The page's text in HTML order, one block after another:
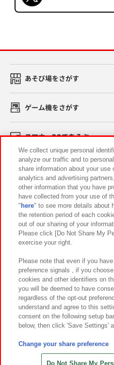
あそび場をさがす
ゲーム機をさがす
スマホ・PCであそぶ
イベント・キャンペーン
関連会社 サステナビリ
プライバシーポリシー ウェブ
お取引先さまとともに
カスタマーハラスメント対応方針
©Bandai Namco
©Bandai Namco
©HANAYASHIKI Co.,
We collect unique personal
analyze our traffic and to
share information about your use
analytics and advertising
other information that you have
have collected from your use of
" here" to see more details about
the retention period of each
out of our sharing of your
Please click [Do Not Share My
exercise your right.
Please note that even if you
preference signals , if you
cookies and other identifiers on
you will be deemed to have
regardless of the opt-out
understand and agree to this
consent on the following setup
below, then click 'Save Settings'
Change your share preference
Do Not Share My